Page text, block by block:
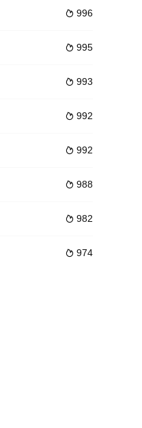
领衔主演的都市情感剧
阳馨误以为余二两全家伤害了
潘家日渐没落，只剩潘永清一
给进城上大学的男友付学费，
直至成年后，慈惠与家栋完婚
 996
 995
 993
 992
 992
 988
 982
 974